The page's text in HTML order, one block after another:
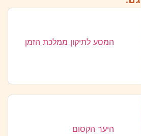
המסע לתיקון ממלכת הזמן
היער הקסום